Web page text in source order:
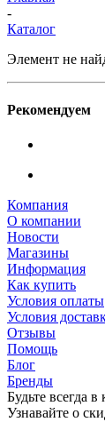
-
Каталог
Элемент не
Рекомендуем
Компания
О компании
Новости
Магазины
Информация
Как купить
Условия оплаты
Условия
Отзывы
Помощь
Блог
Бренды
Будьте всегда в
Узнавайте о